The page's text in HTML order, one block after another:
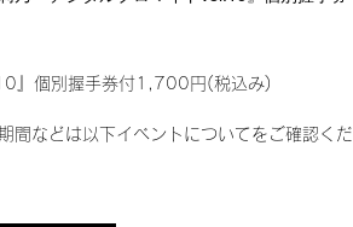
』個別握手券付1,700円(税込み)
間などは以下イベントについてをご確認くだ